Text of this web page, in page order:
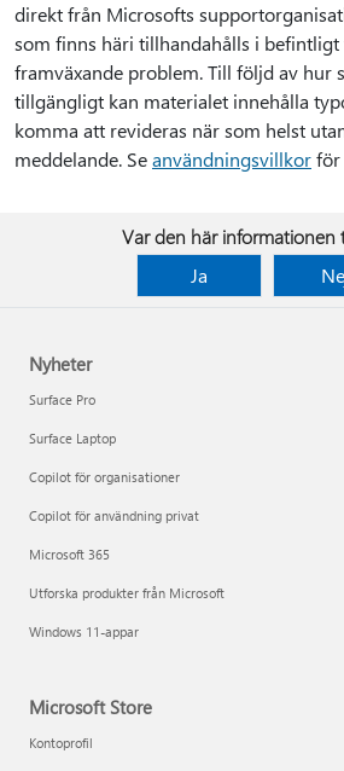
direkt från Microsofts
som finns häri tillhandahålls i
framväxande problem. Till följd av hur
tillgängligt kan materialet innehålla
komma att revideras när som helst
meddelande. Seanvändningsvillkorför
Var den här informationen
Ja
Nyheter
Surface Pro
Surface Laptop
Copilot för organisationer
Copilot för användning privat
Microsoft 365
Utforska produkter från Microsoft
Windows 11-appar
Microsoft Store
Kontoprofil